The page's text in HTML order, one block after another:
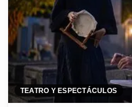
TEATRO Y ESPECTÁCULOS